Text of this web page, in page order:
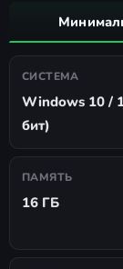
СИСТЕМА
Windows 10 /
бит)
ПАМЯТЬ
16 ГБ